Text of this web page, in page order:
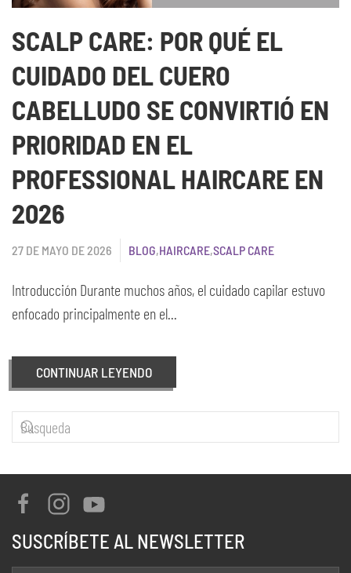
SCALP CARE: POR QUÉ EL
CUIDADO DEL CUERO
CABELLUDO SE CONVIRTIÓ EN
PRIORIDAD EN EL
PROFESSIONAL HAIRCARE EN
2026
27 DE MAYO DE 2026 BLOG,HAIRCARE,SCALP CARE
Introducción Durante muchos años, el cuidado capilar estuvo
enfocado principalmente en el...
CONTINUAR LEYENDO
SUSCRÍBETE AL NEWSLETTER